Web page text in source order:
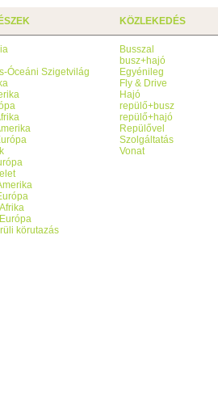
Óceáni Szigetvilág
körutazás
KÖZLEKEDÉS
Busszal
busz+hajó
Egyénileg
Fly & Drive
Hajó
repülő+busz
repülő+hajó
Repülővel
Szolgáltatás
Vonat